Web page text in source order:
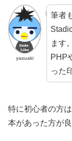
yasuaki
筆者
ます。
PHP
った
特に初心者の方
本があった方が